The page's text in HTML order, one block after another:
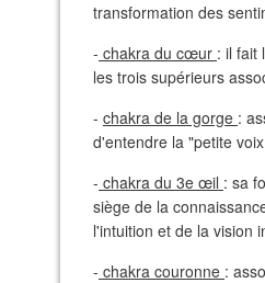
transformation des
- chakra du cœur : il fait
les trois supérieurs
- chakra de la gorge :
d'entendre la "petite
- chakra du 3e œil : sa
siège de la
l'intuition et de la vision
- chakra couronne :